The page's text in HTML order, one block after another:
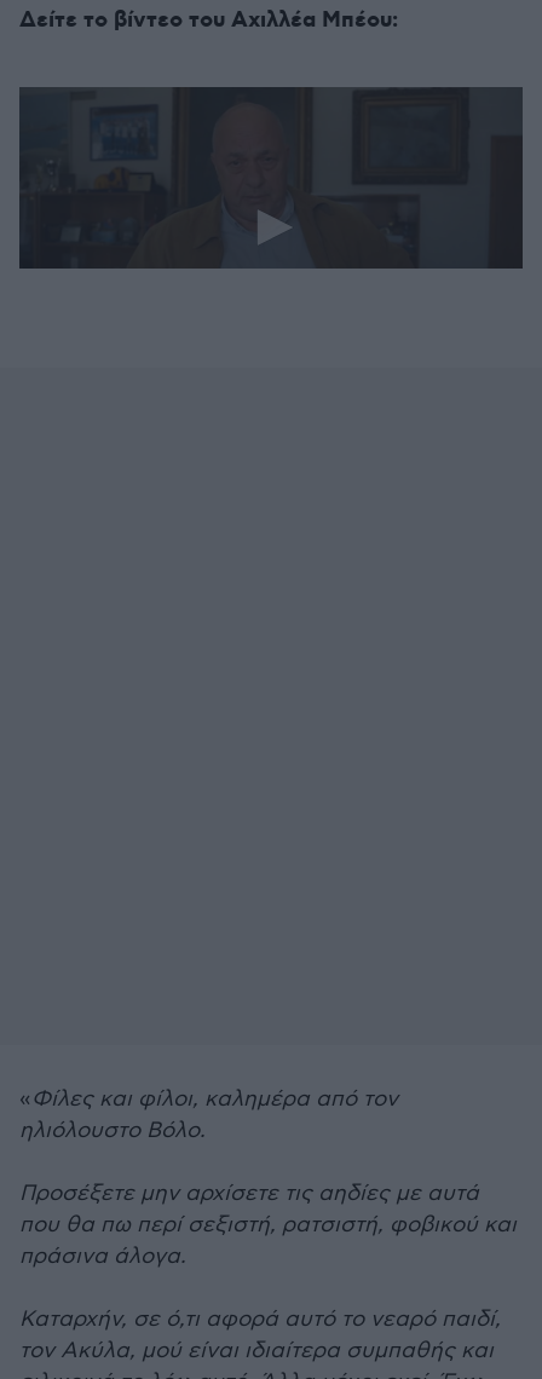
Δείτε το βίντεο του Αχιλλέα Μπέου:
«Φίλες και φίλοι, καλημέρα από τον
ηλιόλουστο Βόλο.
Προσέξετε μην αρχίσετε τις αηδίες με αυτά
που θα πω περί σεξιστή, ρατσιστή, φοβικού και
πράσινα άλογα.
Καταρχήν, σε ό,τι αφορά αυτό το νεαρό παιδί,
τον Ακύλα, μού είναι ιδιαίτερα συμπαθής και